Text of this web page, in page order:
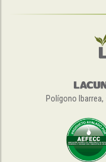
Polígono